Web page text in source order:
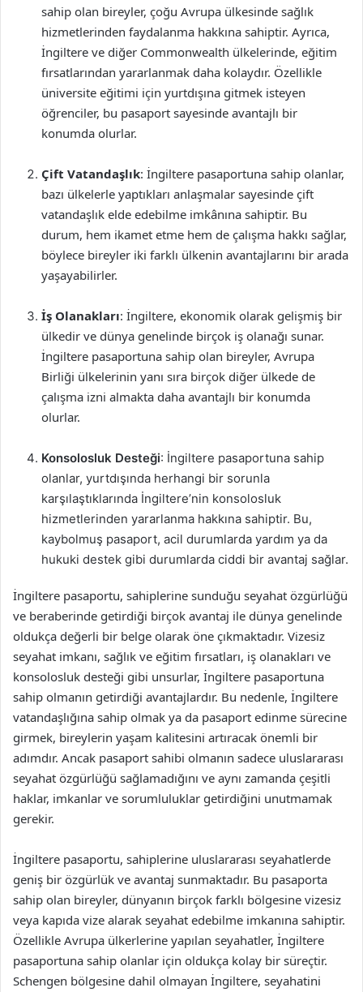
sahip olan bireyler, çoğu Avrupa ülkesinde sağlık
hizmetlerinden faydalanma hakkına sahiptir. Ayrıca,
İngiltere ve diğer Commonwealth ülkelerinde, eğitim
fırsatlarından yararlanmak daha kolaydır. Özellikle
üniversite eğitimi için yurtdışına gitmek isteyen
öğrenciler, bu pasaport sayesinde avantajlı bir
konumda olurlar.
Çift Vatandaşlık: İngiltere pasaportuna sahip olanlar,
bazı ülkelerle yaptıkları anlaşmalar sayesinde çift
vatandaşlık elde edebilme imkânına sahiptir. Bu
durum, hem ikamet etme hem de çalışma hakkı sağlar,
böylece bireyler iki farklı ülkenin avantajlarını bir arada
yaşayabilirler.
İş Olanakları: İngiltere, ekonomik olarak gelişmiş bir
ülkedir ve dünya genelinde birçok iş olanağı sunar.
İngiltere pasaportuna sahip olan bireyler, Avrupa
Birliği ülkelerinin yanı sıra birçok diğer ülkede de
çalışma izni almakta daha avantajlı bir konumda
olurlar.
Konsolosluk Desteği: İngiltere pasaportuna sahip
olanlar, yurtdışında herhangi bir sorunla
karşılaştıklarında İngiltere’nin konsolosluk
hizmetlerinden yararlanma hakkına sahiptir. Bu,
kaybolmuş pasaport, acil durumlarda yardım ya da
hukuki destek gibi durumlarda ciddi bir avantaj sağlar.
İngiltere pasaportu, sahiplerine sunduğu seyahat özgürlüğü
ve beraberinde getirdiği birçok avantaj ile dünya genelinde
oldukça değerli bir belge olarak öne çıkmaktadır. Vizesiz
seyahat imkanı, sağlık ve eğitim fırsatları, iş olanakları ve
konsolosluk desteği gibi unsurlar, İngiltere pasaportuna
sahip olmanın getirdiği avantajlardır. Bu nedenle, İngiltere
vatandaşlığına sahip olmak ya da pasaport edinme sürecine
girmek, bireylerin yaşam kalitesini artıracak önemli bir
adımdır. Ancak pasaport sahibi olmanın sadece uluslararası
seyahat özgürlüğü sağlamadığını ve aynı zamanda çeşitli
haklar, imkanlar ve sorumluluklar getirdiğini unutmamak
gerekir.
İngiltere pasaportu, sahiplerine uluslararası seyahatlerde
geniş bir özgürlük ve avantaj sunmaktadır. Bu pasaporta
sahip olan bireyler, dünyanın birçok farklı bölgesine vizesiz
veya kapıda vize alarak seyahat edebilme imkanına sahiptir.
Özellikle Avrupa ülkerlerine yapılan seyahatler, İngiltere
pasaportuna sahip olanlar için oldukça kolay bir süreçtir.
Schengen bölgesine dahil olmayan İngiltere, seyahatini